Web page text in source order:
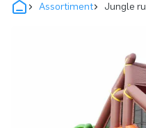
Assortiment Jungle